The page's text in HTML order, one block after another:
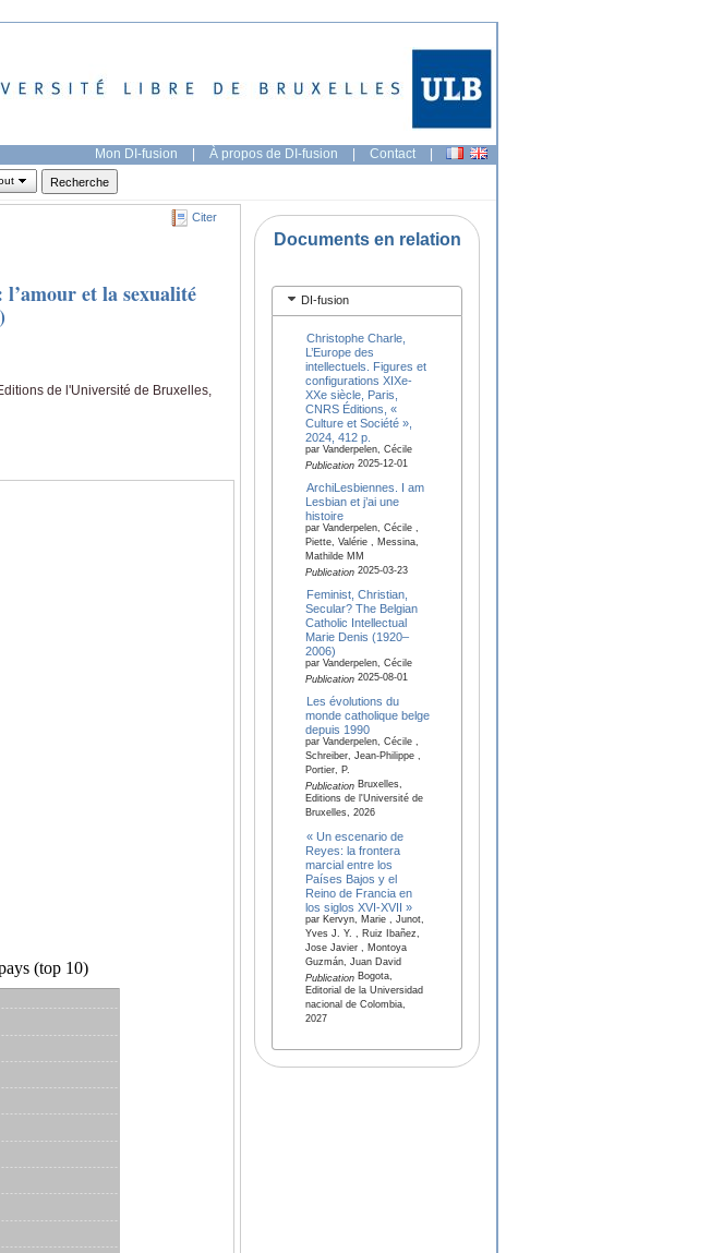
Mon DI-fusion | À propos de DI-fusion | Contact |
Citer
et la sexualité
de l'Université de Bruxelles,
Documents en relation
DI-fusion
Christophe Charle,
L’Europe des
intellectuels. Figures et
configurations XIXe-
XXe siècle, Paris,
CNRS Éditions, «
Culture et Société »,
2024, 412 p.
par Vanderpelen, Cécile
Publication2025-12-01
ArchiLesbiennes. I am
Lesbian et j’ai une
histoire
par Vanderpelen, Cécile ,
Piette, Valérie , Messina,
Mathilde MM
Publication2025-03-23
Feminist, Christian,
Secular? The Belgian
Catholic Intellectual
Marie Denis (1920–
2006)
par Vanderpelen, Cécile
Publication2025-08-01
Les évolutions du
monde catholique belge
depuis 1990
par Vanderpelen, Cécile ,
Schreiber, Jean-Philippe ,
Portier, P.
PublicationBruxelles,
Editions de l'Université de
Bruxelles, 2026
« Un escenario de
Reyes: la frontera
marcial entre los
Países Bajos y el
Reino de Francia en
los siglos XVI-XVII »
par Kervyn, Marie , Junot,
Yves J. Y. , Ruiz Ibañez,
Jose Javier , Montoya
Guzmán, Juan David
PublicationBogota,
Editorial de la Universidad
nacional de Colombia,
2027